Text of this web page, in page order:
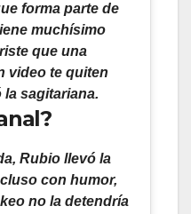
forma parte de
muchísimo
que una
video te quiten
la sagitariana.
Rubio llevó la
con humor,
no la detendría